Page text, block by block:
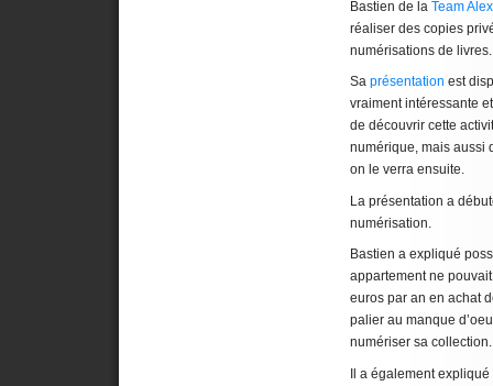
Bastien de la Team
réaliser des copies
numérisations de livres.
Sa présentation est
vraiment intéressante
de découvrir cette
numérique, mais aussi
on le verra ensuite.
La présentation a
numérisation.
Bastien a expliqué
appartement ne
euros par an en achat
palier au manque
numériser sa collection.
Il a également